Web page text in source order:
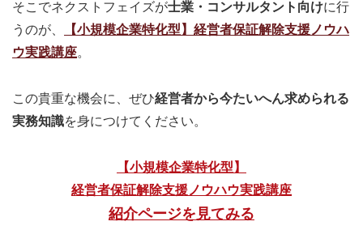
そこでネクストフェイズが士業・コンサルタント向けに行
うのが、
【小規模企業特化型】経営者保証解除支援ノウハ
ウ実践講座。
この貴重な機会に、ぜひ経営者から今たいへん求められる
実務知識を身につけてください。
【小規模企業特化型】
経営者保証解除支援ノウハウ実践講座
紹介ページを見てみる